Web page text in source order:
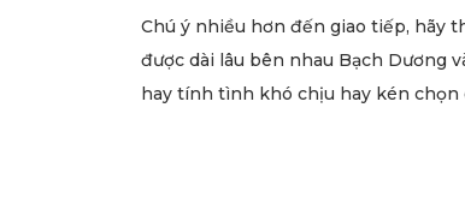
Chú ý nhiều hơn đến giao tiếp, hãy
được dài lâu bên nhau Bạch Dương
hay tính tình khó chịu hay kén chọn